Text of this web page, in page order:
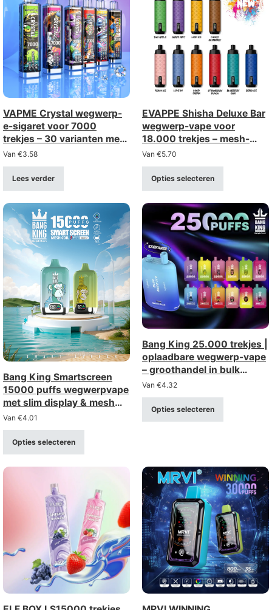
VAPME Crystal wegwerp-
e-sigaret voor 7000
trekjes – 30 varianten met
oplaadbare Type-C-
aansluiting
Van €3.58
Lees verder
EVAPPE Shisha Deluxe Bar
wegwerp-vape voor
18.000 trekjes – mesh-
spiraal van 0,6 Ω,
oplaadbaar (sterkte 0–5%)
Van €5.70
Opties selecteren
Bang King Smartscreen
15000 puffs wegwerpvape
met slim display & mesh
coil
Van €4.01
Opties selecteren
Bang King 25.000 trekjes |
oplaadbare wegwerp-vape
– groothandel in bulk
(sterktes: 0%, 2%, 3%, 5%)
Van €4.32
Opties selecteren